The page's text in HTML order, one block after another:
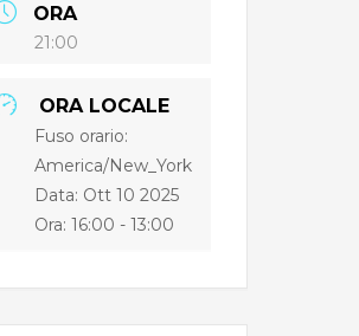
ORA
21:00
ORA LOCALE
Fuso orario:
America/New_York
Data: Ott 10 2025
Ora: 16:00 - 13:00